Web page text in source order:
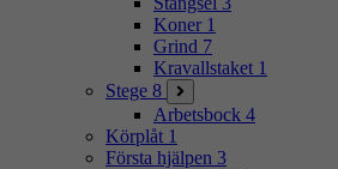
Koner 1
Grind 7
Kravallstaket 1
Stege 8
Arbetsbock 4
Körplåt 1
Första hjälpen 3